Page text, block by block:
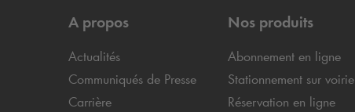
A propos
Actualités
Communiqués de Presse
Carrière
Nos produits
Abonnement en ligne
Stationnement sur voirie
Réservation en ligne